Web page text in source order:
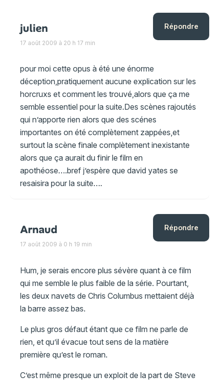
julien
17 août 2009 à 20 h 17 min
pour moi cette opus à été une énorme
déception,pratiquement aucune explication sur les
horcruxs et comment les trouvé,alors que ça me
semble essentiel pour la suite.Des scènes rajoutés
qui n’apporte rien alors que des scénes
importantes on été complètement zappées,et
surtout la scène finale complètement inexistante
alors que ça aurait du finir le film en
apothéose….bref j’espère que david yates se
resaisira pour la suite….
Répondre
Arnaud
17 août 2009 à 0 h 19 min
Hum, je serais encore plus sévère quant à ce film
qui me semble le plus faible de la série. Pourtant,
les deux navets de Chris Columbus mettaient déjà
la barre assez bas.
Le plus gros défaut étant que ce film ne parle de
rien, et qu’il évacue tout sens de la matière
première qu’est le roman.
C’est même presque un exploit de la part de Steve
Répondre